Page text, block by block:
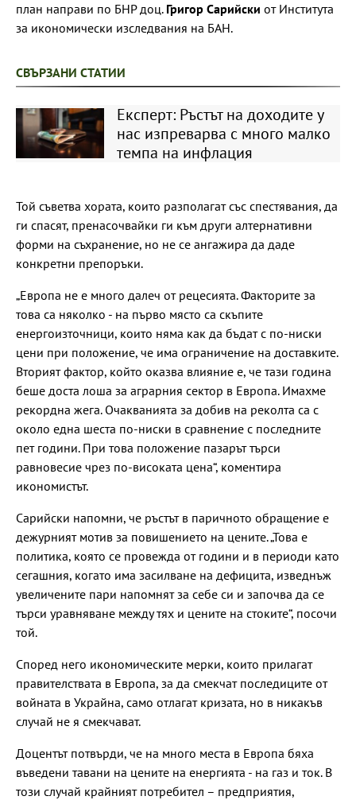
план направи по БНР доц. Григор Сарийски от Института
за икономически изследвания на БАН.
СВЪРЗАНИ СТАТИИ
Експерт: Ръстът на доходите у
нас изпреварва с много малко
темпа на инфлация
Той съветва хората, които разполагат със спестявания, да
ги спасят, пренасочвайки ги към други алтернативни
форми на съхранение, но не се ангажира да даде
конкретни препоръки.
„Европа не е много далеч от рецесията. Факторите за
това са няколко - на първо място са скъпите
енергоизточници, които няма как да бъдат с по-ниски
цени при положение, че има ограничение на доставките.
Вторият фактор, който оказва влияние е, че тази година
беше доста лоша за аграрния сектор в Европа. Имахме
рекордна жега. Очакванията за добив на реколта са с
около една шеста по-ниски в сравнение с последните
пет години. При това положение пазарът търси
равновесие чрез по-високата цена“, коментира
икономистът.
Сарийски напомни, че ръстът в паричното обращение е
дежурният мотив за повишението на цените. „Това е
политика, която се провежда от години и в периоди като
сегашния, когато има засилване на дефицита, изведнъж
увеличените пари напомнят за себе си и започва да се
търси уравняване между тях и цените на стоките“, посочи
той.
Според него икономическите мерки, които прилагат
правителствата в Европа, за да смекчат последиците от
войната в Украйна, само отлагат кризата, но в никакъв
случай не я смекчават.
Доцентът потвърди, че на много места в Европа бяха
въведени тавани на цените на енергията - на газ и ток. В
този случай крайният потребител – предприятия,